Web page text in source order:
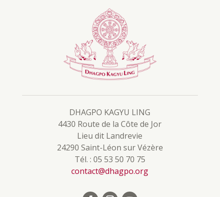
DHAGPO KAGYU LING
4430 Route de la Côte de Jor
Lieu dit Landrevie
24290 Saint-Léon sur Vézère
Tél. : 05 53 50 70 75
contact@dhagpo.org